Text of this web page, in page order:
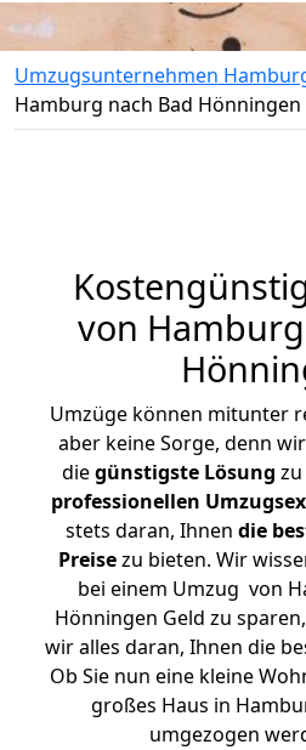
Umzugsunternehmen
Hamburg nach Bad Hönningen
von
Umzüge können mitunter
aber keine Sorge, denn
diegünstigste Lösung
professionellen
stets daran, Ihnen die
Preisezu bieten. Wir
bei einem Umzug von
Hönningen Geld zu
wir alles daran, Ihnen die
Ob Sie nun eine kleine
großes Haus in
umgezogen